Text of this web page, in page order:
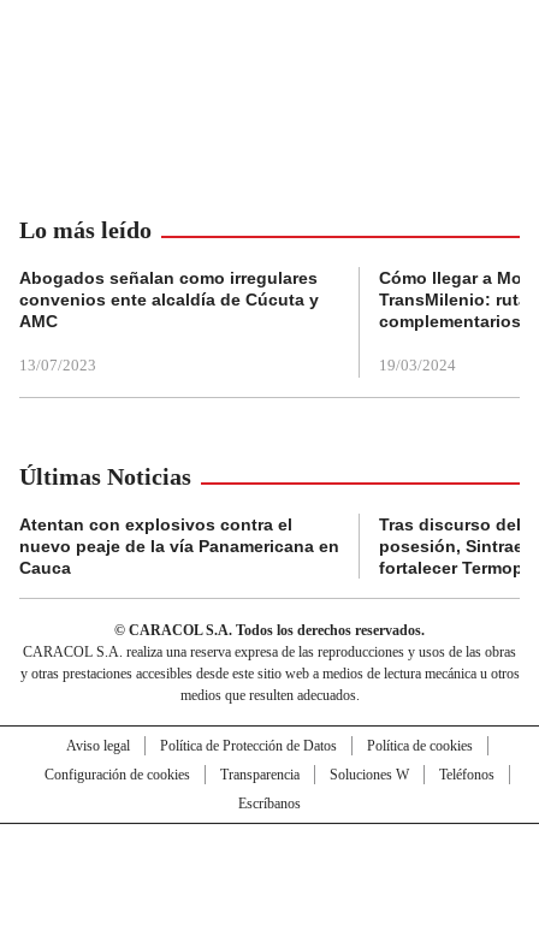
Lo más leído
Abogados señalan como irregulares
convenios ente alcaldía de Cúcuta y
AMC
13/07/2023
Cómo llegar a
TransMilenio:
complementarios
19/03/2024
Últimas Noticias
Atentan con explosivos contra el
nuevo peaje de la vía Panamericana en
Cauca
Tras discurso del
posesión,
fortalecer
© CARACOL S.A. Todos los derechos reservados.
CARACOL S.A. realiza una reserva expresa de las reproducciones y usos de las obras
y otras prestaciones accesibles desde este sitio web a medios de lectura mecánica u otros
medios que resulten adecuados.
Aviso legal Política de Protección de Datos
Política de cookies
Configuración de cookies
Transparencia Soluciones W
Teléfonos
Escríbanos